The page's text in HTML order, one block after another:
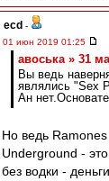
ecd -
01 июн 2019 01:25
авоська » 31
Вы ведь
являлись "Sex
Ан
Но ведь
Underground -
без водки -